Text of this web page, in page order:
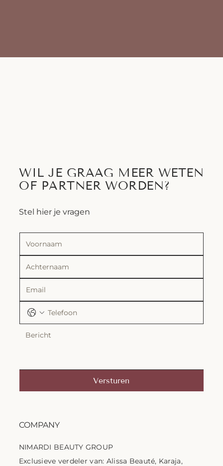
WIL JE GRAAG MEER WETEN
OF PARTNER WORDEN?
Stel hier je vragen
Versturen
COMPANY
NIMARDI BEAUTY GROUP
Exclusieve verdeler van: Alissa Beauté, Karaja,